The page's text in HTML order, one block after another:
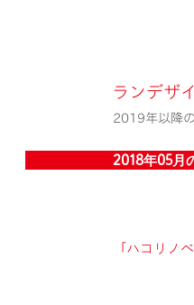
ランデザ
2019年以降
2018年05月
「ハコリノ